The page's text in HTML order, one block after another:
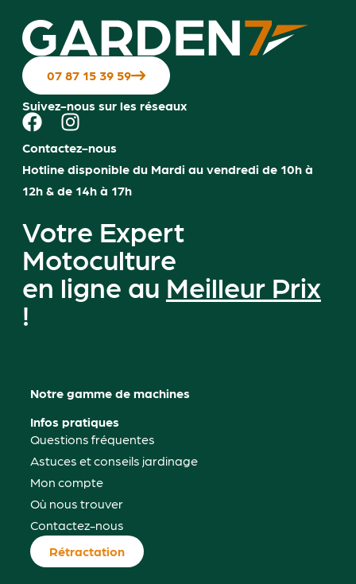
07 87 15 39 59
Suivez-nous sur les réseaux
Contactez-nous
Hotline disponible du Mardi au vendredi de 10h à
12h & de 14h à 17h
Votre Expert
Motoculture
en ligne au Meilleur Prix
!
Notre gamme de machines
Infos pratiques
Questions fréquentes
Astuces et conseils jardinage
Mon compte
Où nous trouver
Contactez-nous
Rétractation